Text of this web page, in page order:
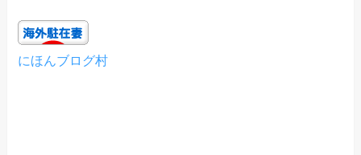
にほんブログ村